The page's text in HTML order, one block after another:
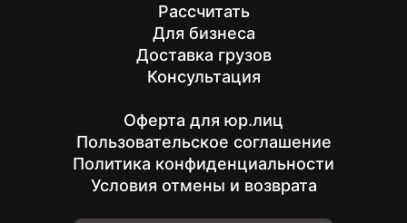
Рассчитать
Для бизнеса
Доставка грузов
Консультация
Оферта для юр.лиц
Пользовательское соглашение
Политика конфиденциальности
Условия отмены и возврата